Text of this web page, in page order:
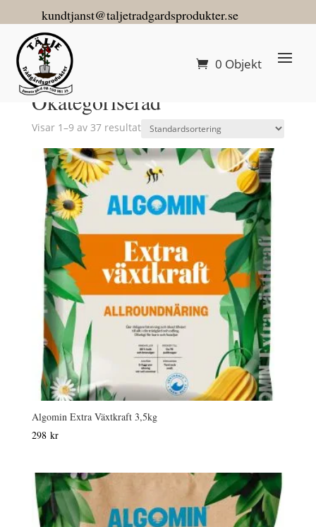
kundtjanst@taljetradgardsprodukter.se
0 Objekt
Hem/ Okategoriserad
Okategoriserad
Visar 1–9 av 37 resultat
Algomin Extra Växtkraft 3,5kg
298 kr